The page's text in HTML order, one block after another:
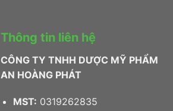
Thông tin liên hệ
CÔNG TY TNHH DƯỢC MỸ PHẨM
AN HOÀNG PHÁT
MST: 0319262835